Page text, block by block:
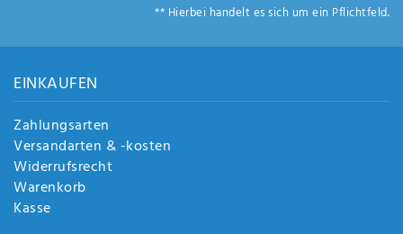
** Hierbei handelt es sich um ein Pflichtfeld.
EINKAUFEN
Zahlungsarten
Versandarten & -kosten
Widerrufsrecht
Warenkorb
Kasse